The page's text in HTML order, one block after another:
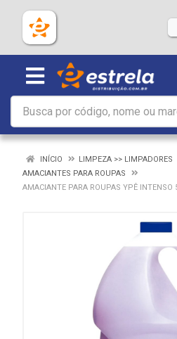
INÍCIO
LIMPEZA >> LIMPADORES
AMACIANTES PARA ROUPAS
AMACIANTE PARA ROUPAS YPÊ INTENSO